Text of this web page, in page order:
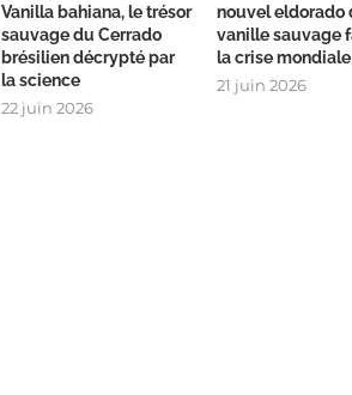
Vanilla bahiana, le trésor
sauvage du Cerrado
brésilien décrypté par
la science
22 juin 2026
nouvel eldorado
vanille sauvage
la crise mondiale
21 juin 2026